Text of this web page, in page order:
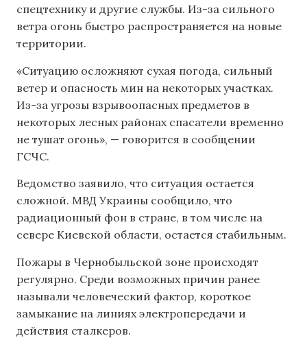
спецтехнику и другие службы. Из-за сильного
ветра огонь быстро распространяется на новые
территории.
«Ситуацию осложняют сухая погода, сильный
ветер и опасность мин на некоторых участках.
Из-за угрозы взрывоопасных предметов в
некоторых лесных районах спасатели временно
не тушат огонь», — говорится в сообщении
ГСЧС.
Ведомство заявило, что ситуация остается
сложной. МВД Украины сообщило, что
радиационный фон в стране, в том числе на
севере Киевской области, остается стабильным.
Пожары в Чернобыльской зоне происходят
регулярно. Среди возможных причин ранее
называли человеческий фактор, короткое
замыкание на линиях электропередачи и
действия сталкеров.